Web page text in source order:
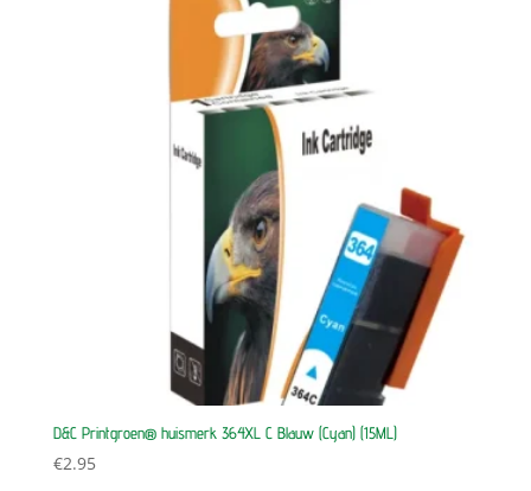
D&C Printgroen® huismerk 364XL C Blauw (Cyan) (15ML)
€2.95